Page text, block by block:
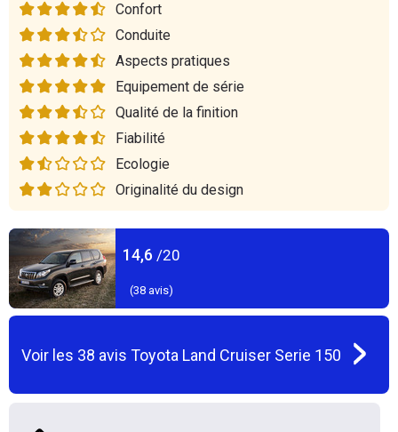
Confort
Conduite
Aspects pratiques
Equipement de série
Qualité de la finition
Fiabilité
Ecologie
Originalité du design
14,6 /20
(38 avis)
Voir les 38 avis Toyota Land Cruiser Serie 150